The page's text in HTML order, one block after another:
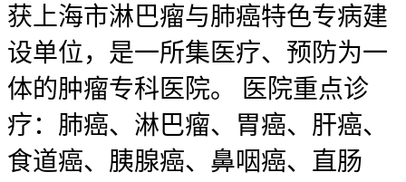
获上海市淋巴瘤与肺癌特色专病建
设单位，是一所集医疗、预防为一
体的肿瘤专科医院。 医院重点诊
疗：肺癌、淋巴瘤、胃癌、肝癌、
食道癌、胰腺癌、鼻咽癌、直肠